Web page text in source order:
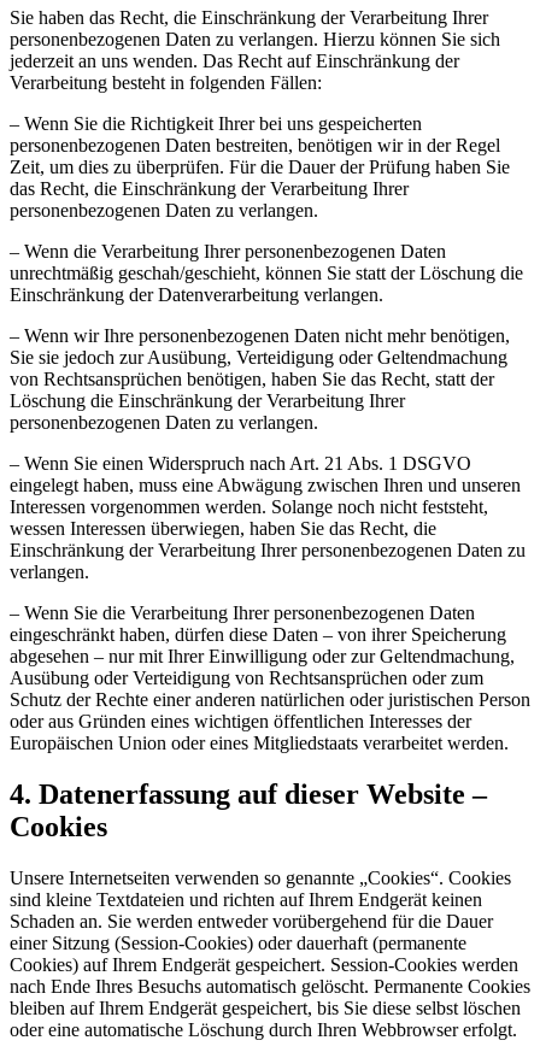
Sie haben das Recht, die Einschränkung der Verarbeitung Ihrer
personenbezogenen Daten zu verlangen. Hierzu können Sie sich
jederzeit an uns wenden. Das Recht auf Einschränkung der
Verarbeitung besteht in folgenden Fällen:
– Wenn Sie die Richtigkeit Ihrer bei uns gespeicherten
personenbezogenen Daten bestreiten, benötigen wir in der Regel
Zeit, um dies zu überprüfen. Für die Dauer der Prüfung haben Sie
das Recht, die Einschränkung der Verarbeitung Ihrer
personenbezogenen Daten zu verlangen.
– Wenn die Verarbeitung Ihrer personenbezogenen Daten
unrechtmäßig geschah/geschieht, können Sie statt der Löschung die
Einschränkung der Datenverarbeitung verlangen.
– Wenn wir Ihre personenbezogenen Daten nicht mehr benötigen,
Sie sie jedoch zur Ausübung, Verteidigung oder Geltendmachung
von Rechtsansprüchen benötigen, haben Sie das Recht, statt der
Löschung die Einschränkung der Verarbeitung Ihrer
personenbezogenen Daten zu verlangen.
– Wenn Sie einen Widerspruch nach Art. 21 Abs. 1 DSGVO
eingelegt haben, muss eine Abwägung zwischen Ihren und unseren
Interessen vorgenommen werden. Solange noch nicht feststeht,
wessen Interessen überwiegen, haben Sie das Recht, die
Einschränkung der Verarbeitung Ihrer personenbezogenen Daten zu
verlangen.
– Wenn Sie die Verarbeitung Ihrer personenbezogenen Daten
eingeschränkt haben, dürfen diese Daten – von ihrer Speicherung
abgesehen – nur mit Ihrer Einwilligung oder zur Geltendmachung,
Ausübung oder Verteidigung von Rechtsansprüchen oder zum
Schutz der Rechte einer anderen natürlichen oder juristischen Person
oder aus Gründen eines wichtigen öffentlichen Interesses der
Europäischen Union oder eines Mitgliedstaats verarbeitet werden.
4. Datenerfassung auf dieser Website –
Cookies
Unsere Internetseiten verwenden so genannte „Cookies“. Cookies
sind kleine Textdateien und richten auf Ihrem Endgerät keinen
Schaden an. Sie werden entweder vorübergehend für die Dauer
einer Sitzung (Session-Cookies) oder dauerhaft (permanente
Cookies) auf Ihrem Endgerät gespeichert. Session-Cookies werden
nach Ende Ihres Besuchs automatisch gelöscht. Permanente Cookies
bleiben auf Ihrem Endgerät gespeichert, bis Sie diese selbst löschen
oder eine automatische Löschung durch Ihren Webbrowser erfolgt.